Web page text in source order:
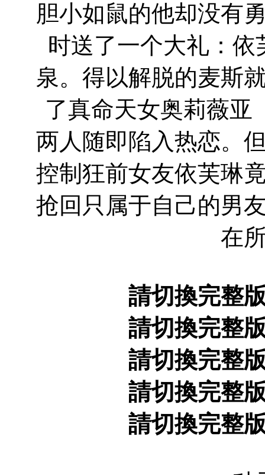
胆小如鼠的他却没有
时送了一个大礼：
泉。得以解脱的麦斯
了真命天女奥莉薇亚
两人随即陷入热恋。
控制狂前女友依芙琳
抢回只属于自己的男
在
請切換完整
請切換完整
請切換完整
請切換完整
請切換完整